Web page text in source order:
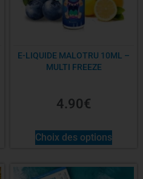
E-LIQUIDE MALOTRU 10ML –
MULTI FREEZE
4.90€
Choix des options